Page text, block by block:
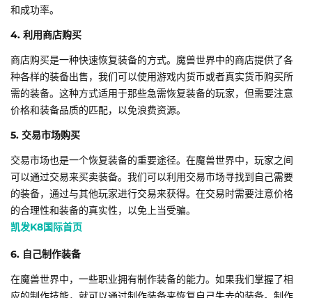
和成功率。
4. 利用商店购买
商店购买是一种快速恢复装备的方式。魔兽世界中的商店提供了各
种各样的装备出售，我们可以使用游戏内货币或者真实货币购买所
需的装备。这种方式适用于那些急需恢复装备的玩家，但需要注意
价格和装备品质的匹配，以免浪费资源。
5. 交易市场购买
交易市场也是一个恢复装备的重要途径。在魔兽世界中，玩家之间
可以通过交易来买卖装备。我们可以利用交易市场寻找到自己需要
的装备，通过与其他玩家进行交易来获得。在交易时需要注意价格
的合理性和装备的真实性，以免上当受骗。
凯发K8国际首页
6. 自己制作装备
在魔兽世界中，一些职业拥有制作装备的能力。如果我们掌握了相